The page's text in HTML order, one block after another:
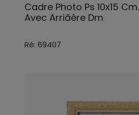
Cadre Photo Ps 10x15
Avec Arriãêre Dm
Ré: 69407